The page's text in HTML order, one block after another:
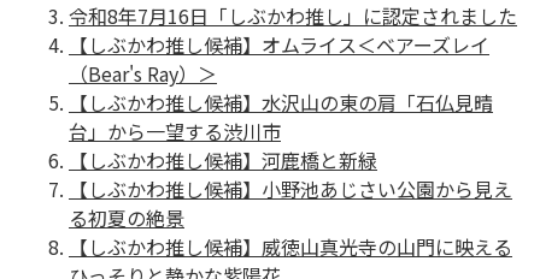
令和8年7月16日「しぶかわ推し」に認定されました
【しぶかわ推し候補】オムライス＜ベアーズレイ
（Bear's Ray）＞
【しぶかわ推し候補】⽔沢⼭の東の肩「⽯仏⾒晴
台」から⼀望する渋川市
【しぶかわ推し候補】河鹿橋と新緑
【しぶかわ推し候補】⼩野池あじさい公園から⾒え
る初夏の絶景
【しぶかわ推し候補】威徳山真光寺の山門に映える